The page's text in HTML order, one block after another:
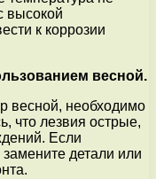
высокой
к коррозии
весной.
весной, необходимо
что лезвия острые,
Если
детали или